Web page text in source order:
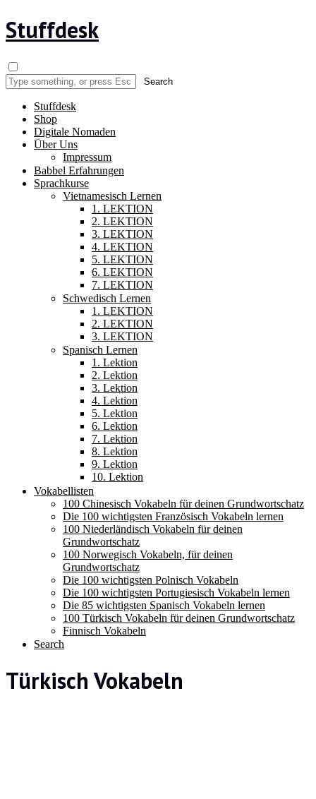
Stuffdesk
Stuffdesk
Shop
Digitale Nomaden
Über Uns
Impressum
Babbel Erfahrungen
Sprachkurse
Vietnamesisch Lernen
1. LEKTION
2. LEKTION
3. LEKTION
4. LEKTION
5. LEKTION
6. LEKTION
7. LEKTION
Schwedisch Lernen
1. LEKTION
2. LEKTION
3. LEKTION
Spanisch Lernen
1. Lektion
2. Lektion
3. Lektion
4. Lektion
5. Lektion
6. Lektion
7. Lektion
8. Lektion
9. Lektion
10. Lektion
Vokabellisten
100 Chinesisch Vokabeln für deinen Grundwortschatz
Die 100 wichtigsten Französisch Vokabeln lernen
100 Niederländisch Vokabeln für deinen
Grundwortschatz
100 Norwegisch Vokabeln, für deinen
Grundwortschatz
Die 100 wichtigsten Polnisch Vokabeln
Die 100 wichtigsten Portugiesisch Vokabeln lernen
Die 85 wichtigsten Spanisch Vokabeln lernen
100 Türkisch Vokabeln für deinen Grundwortschatz
Finnisch Vokabeln
Search
Türkisch Vokabeln